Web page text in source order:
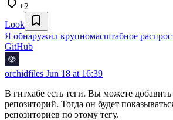
+2
Look
Я обнаружил крупномасштабное
GitHub
orchidfiles Jun 18 at 16:39
В гитхабе есть теги. Вы можете добавить
репозиторий. Тогда он будет
репозиториев по этому тегу.